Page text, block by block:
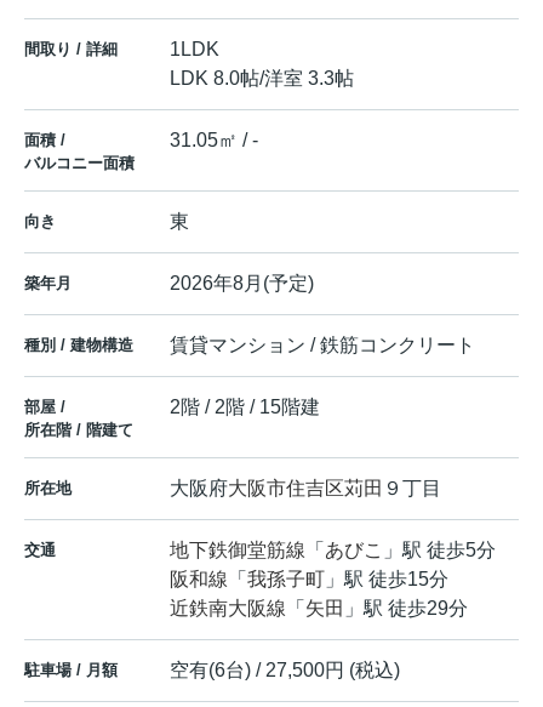
間取り / 詳細
1LDK
LDK 8.0帖/洋室 3.3帖
面積 /
バルコニー面積
31.05㎡ / -
向き 東
築年月 2026年8月(予定)
種別 / 建物構造 賃貸マンション / 鉄筋コンクリート
部屋 /
所在階 / 階建て
2階 / 2階 / 15階建
所在地 大阪府大阪市住吉区苅田 ９丁目
交通 地下鉄御堂筋線 「 あびこ 」駅 徒歩5分
阪和線 「 我孫子町 」駅 徒歩15分
近鉄南大阪線 「 矢田 」駅 徒歩29分
駐車場 / 月額 空有(6台) / 27,500円 (税込)